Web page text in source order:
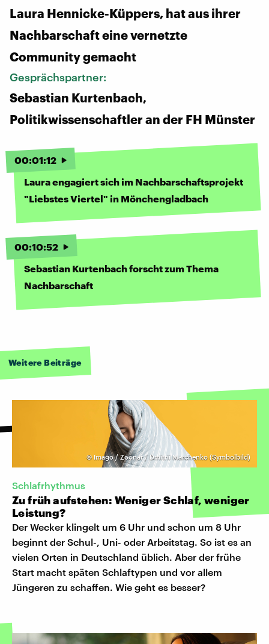
Laura Hennicke-Küppers, hat aus ihrer
Nachbarschaft eine vernetzte
Community gemacht
Gesprächspartner:
Sebastian Kurtenbach,
Politikwissenschaftler an der FH Münster
00:01:12
Laura engagiert sich im Nachbarschaftsprojekt
"Liebstes Viertel" in Mönchengladbach
00:10:52
Sebastian Kurtenbach forscht zum Thema
Nachbarschaft
Weitere Beiträge
© Imago / Zoonar / Dmitrii Marchenko (Symbolbild)
Schlafrhythmus
Zu früh aufstehen: Weniger Schlaf, weniger
Leistung?
Der Wecker klingelt um 6 Uhr und schon um 8 Uhr
beginnt der Schul-, Uni- oder Arbeitstag. So ist es an
vielen Orten in Deutschland üblich. Aber der frühe
Start macht späten Schlaftypen und vor allem
Jüngeren zu schaffen. Wie geht es besser?